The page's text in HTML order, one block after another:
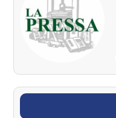
La Pressa